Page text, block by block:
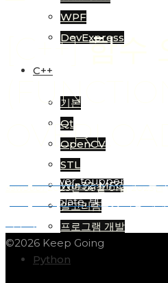
WPF
DevExpress
C++
기본
Qt
OpenCV
STL
Win32, MFC
알고리즘
프로그램 개발
Python
[C++] 함수
(FUNCTION
ssw3001 2023년 08월 01일2023년
[C++] tolower, toupper 대소문자
[C++] template, 템플릿 사용 예제
©2026 Keep Going